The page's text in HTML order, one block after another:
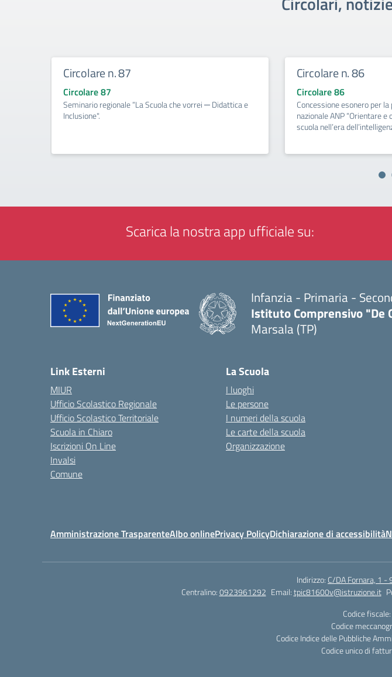
Circolare n. 87
Circolare 87
Seminario regionale “La Scuola che vorrei ─ Didattica e
Inclusione".
Circolare n. 86
Circolare 86
Concessione esonero per
nazionale ANP “Orientare
scuola nell’era
Scarica la nostra app ufficiale su:
Infanzia - Primaria -
Istituto Comprensivo "De
Marsala (TP)
Link Esterni
MIUR
Ufficio Scolastico Regionale
Ufficio Scolastico Territoriale
Scuola in Chiaro
Iscrizioni On Line
Invalsi
Comune
La Scuola
I luoghi
Le persone
I numeri della scuola
Le carte della scuola
Organizzazione
Amministrazione TrasparenteAlbo onlinePrivacy PolicyDichiarazione di accessibilità
Indirizzo: C/DA Fornara, 1
Centralino:0923961292 Email:tpic81600v@istruzione.it
Codice
Codice
Codice Indice delle Pubbliche
Codice unico di